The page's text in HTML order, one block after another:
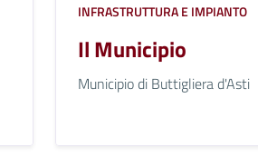
INFRASTRUTTURA E IMPIANTO
Il Municipio
Municipio di Buttigliera d'Asti